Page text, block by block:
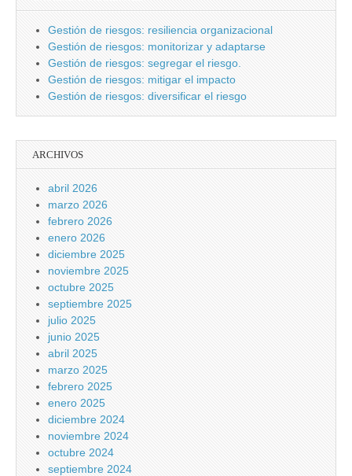
Gestión de riesgos: resiliencia organizacional
Gestión de riesgos: monitorizar y adaptarse
Gestión de riesgos: segregar el riesgo.
Gestión de riesgos: mitigar el impacto
Gestión de riesgos: diversificar el riesgo
ARCHIVOS
abril 2026
marzo 2026
febrero 2026
enero 2026
diciembre 2025
noviembre 2025
octubre 2025
septiembre 2025
julio 2025
junio 2025
abril 2025
marzo 2025
febrero 2025
enero 2025
diciembre 2024
noviembre 2024
octubre 2024
septiembre 2024